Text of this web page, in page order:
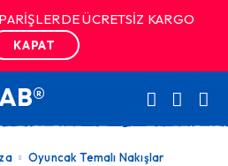
ÜCRETSİZ KARGO
KAPAT
Oyuncak Temalı Nakışlar